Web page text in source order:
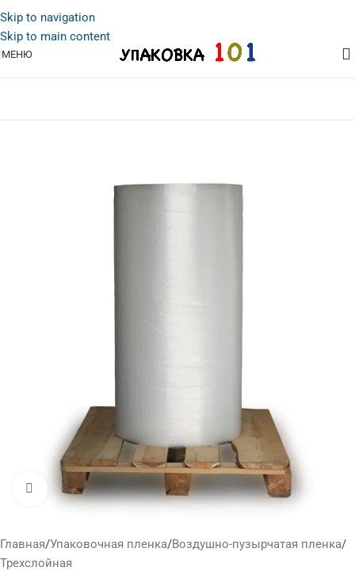
Skip to navigation
Skip to main content
МЕНЮ
Нажмите, чтобы увеличить
Главная/Упаковочная пленка/Воздушно-пузырчатая пленка/
Трехслойная